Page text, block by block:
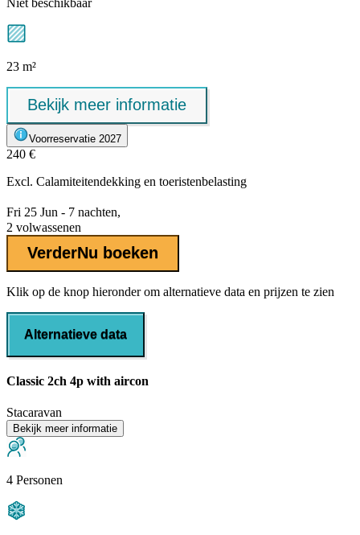
23 m²
Bekijk meer informatie
Voorreservatie 2027
240 €
Excl. Calamiteitendekking en toeristenbelasting
Fri 25 Jun - 7 nachten,
2 volwassenen
VerderNu boeken
Klik op de knop hieronder om alternatieve data en prijzen te zien
Alternatieve data
Classic 2ch 4p with aircon
Stacaravan
Bekijk meer informatie
4 Personen